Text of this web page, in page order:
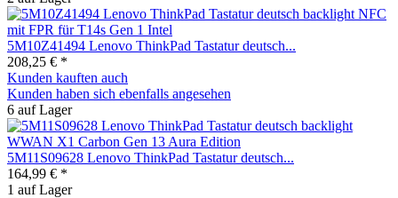
5M10Z41494 Lenovo ThinkPad Tastatur deutsch...
208,25 € *
Kunden kauften auch
Kunden haben sich ebenfalls angesehen
6 auf Lager
5M11S09628 Lenovo ThinkPad Tastatur deutsch...
164,99 € *
1 auf Lager